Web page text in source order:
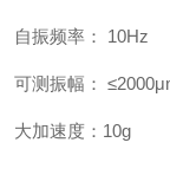
自振频率： 10Hz
可测振幅：
大加速度：10g